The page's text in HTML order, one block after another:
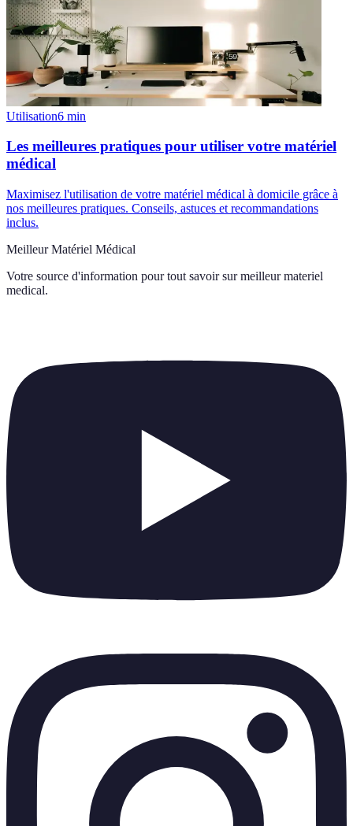
Utilisation6 min
Les meilleures pratiques pour utiliser votre matériel
médical
Maximisez l'utilisation de votre matériel médical à domicile grâce à
nos meilleures pratiques. Conseils, astuces et recommandations
inclus.
Meilleur Matériel Médical
Votre source d'information pour tout savoir sur meilleur materiel
medical.